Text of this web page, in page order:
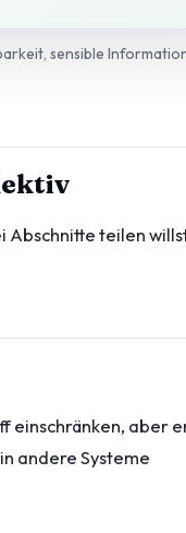
sensible
Abschnitte teilen
einschränken, aber
andere Systeme